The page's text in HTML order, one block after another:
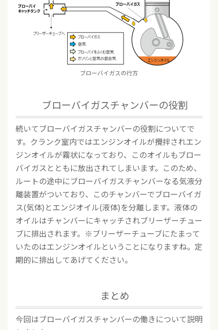
ブローバイガスの行方
ブローバイガスチャンバーの役割
続いてブローバイガスチャンバーの役割についてで
す。クランク室内ではエンジンオイルが攪拌されエン
ジンオイルが霧状になっており、このオイルもブロー
バイガスとともに放出されてしまいます。このため、
ルートの途中にブローバイガスチャンバーなる気液分
離装置がついており、このチャンバーでブローバイガ
ス(気体)とエンジオイル(液体)を分離します。液体の
オイルはチャンバーにキャッチされブリーザーチュー
ブに排出されます。※ブリーザーチューブにたまって
いたのはエンジンオイルということになりますね。定
期的に排出してあげてください。
まとめ
今回はブローバイガスチャンバーの働きについて説明